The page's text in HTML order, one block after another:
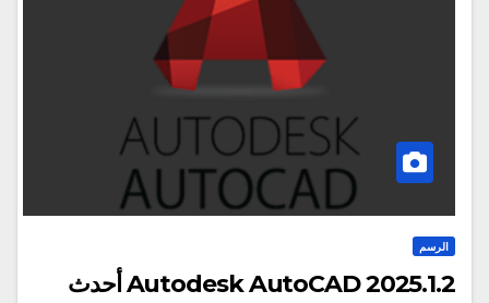
الرسم
Autodesk AutoCAD 2025.1.2 أحدث